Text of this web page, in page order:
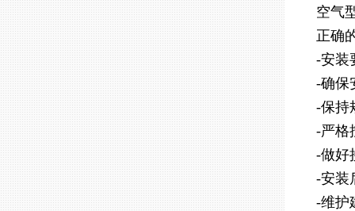
空气
正确
-安装
-确保
-保持
-严格
-做好
-安装
-维护